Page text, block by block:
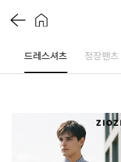
드레스셔츠 정장팬츠